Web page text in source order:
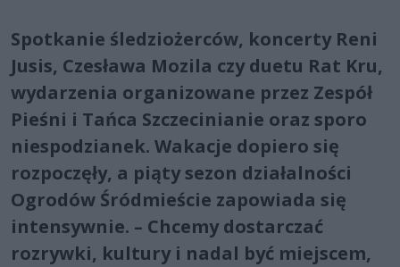
Spotkanie śledziożerców, koncerty Reni
Jusis, Czesława Mozila czy duetu Rat Kru,
wydarzenia organizowane przez Zespół
Pieśni i Tańca Szczecinianie oraz sporo
niespodzianek. Wakacje dopiero się
rozpoczęły, a piąty sezon działalności
Ogrodów Śródmieście zapowiada się
intensywnie. – Chcemy dostarczać
rozrywki, kultury i nadal być miejscem,